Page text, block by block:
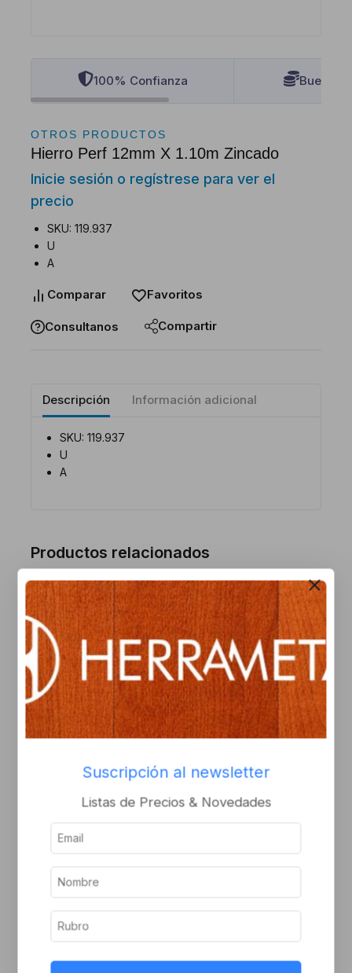
100% Confianza Buenos
OTROS PRODUCTOS
Hierro Perf 12mm X 1.10m Zincado
Inicie sesión o regístrese para ver el
precio
SKU: 119.937
U
A
Comparar Favoritos
Consultanos Compartir
Descripción Información adicional
SKU: 119.937
U
A
Productos relacionados
Tapa buzon 250×50 bce
regístrese para ver el
Buzon puerta 20x28x8
negro
regístrese para ver el
precio
Suscripción al newsletter
Listas de Precios & Novedades